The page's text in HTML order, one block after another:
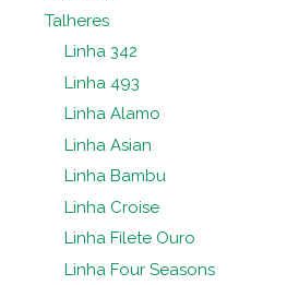
Talheres
Linha 342
Linha 493
Linha Alamo
Linha Asian
Linha Bambu
Linha Croise
Linha Filete Ouro
Linha Four Seasons